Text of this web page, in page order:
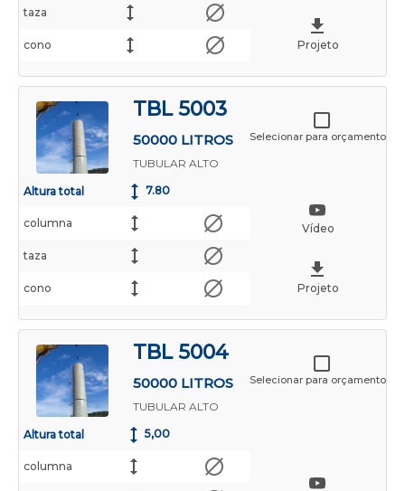
Projeto
taza
cono
TBL 5003
50000 LITROS
TUBULAR ALTO
Vídeo
Projeto
Altura total 7.80
columna
taza
cono
Selecionar para orçamento
TBL 5004
50000 LITROS
TUBULAR ALTO
Altura total 5,00
columna
Selecionar para orçamento